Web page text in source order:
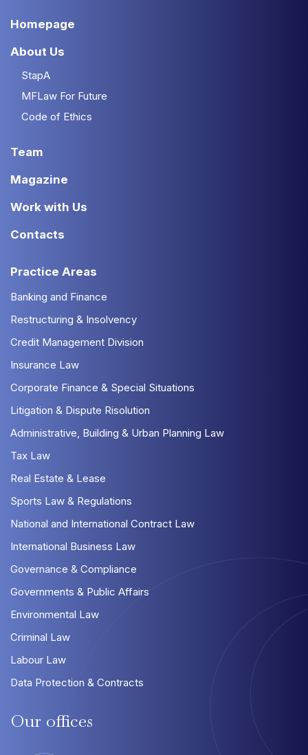
Homepage
About Us
StapA
MFLaw For Future
Code of Ethics
Team
Magazine
Work with Us
Contacts
Practice Areas
Banking and Finance
Restructuring & Insolvency
Credit Management Division
Insurance Law
Corporate Finance & Special Situations
Litigation & Dispute Risolution
Administrative, Building & Urban Planning Law
Tax Law
Real Estate & Lease
Sports Law & Regulations
National and International Contract Law
International Business Law
Governance & Compliance
Governments & Public Affairs
Environmental Law
Criminal Law
Labour Law
Data Protection & Contracts
Our offices